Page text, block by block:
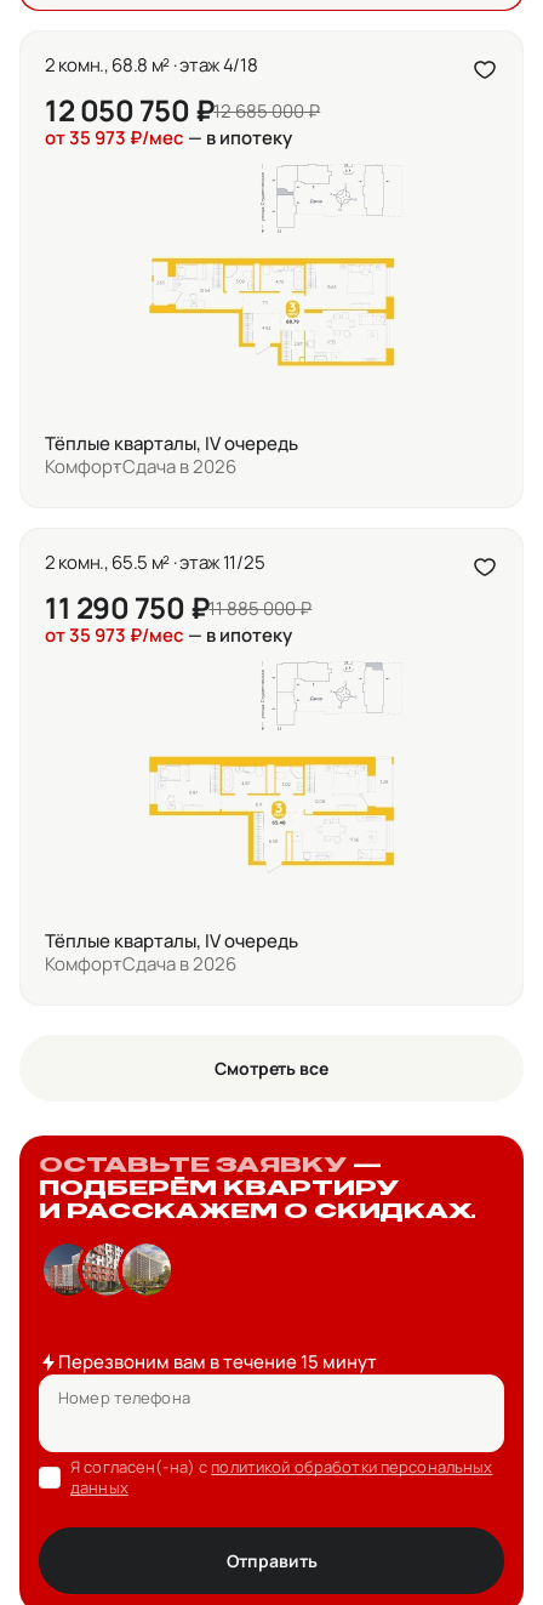
2 комн., 68.8 м² · этаж 4/18
12 050 750 ₽12 685 000 ₽
от 35 973 ₽/мес — в ипотеку
Тёплые кварталы, IV очередь
КомфортСдача в 2026
2 комн., 65.5 м² · этаж 11/25
11 290 750 ₽11 885 000 ₽
от 35 973 ₽/мес — в ипотеку
Тёплые кварталы, IV очередь
КомфортСдача в 2026
Смотреть все
ОСТАВЬТЕ ЗАЯВКУ —
ПОДБЕРЁМ КВАРТИРУ
И РАССКАЖЕМ О СКИДКАХ.
Перезвоним вам в течение 15 минут
Номер телефона
Я согласен(-на) с политикой обработки персональных
данных
Отправить